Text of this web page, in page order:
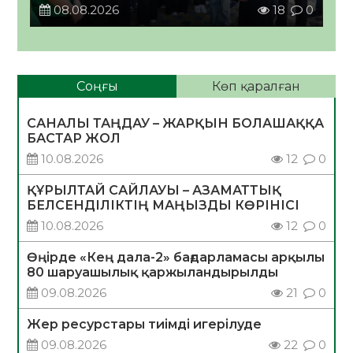
08.08.2026 18 0
Соңғы Көп қаралған
САНАЛЫ ТАҢДАУ – ЖАРҚЫН БОЛАШАҚҚА
БАСТАР ЖОЛ
10.08.2026
12 0
ҚҰРЫЛТАЙ САЙЛАУЫ – АЗАМАТТЫҚ
БЕЛСЕНДІЛІКТІҢ МАҢЫЗДЫ КӨРІНІСІ
10.08.2026
12 0
Өңірде «Кең дала-2» бағдарламасы арқылы
80 шаруашылық қаржыландырылды
09.08.2026
21 0
Жер ресурстары тиімді игерілуде
09.08.2026
22 0